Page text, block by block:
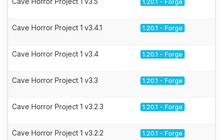
1.20.1 - Forge
Cave Horror Project 1 v3.4.1 1.20.1 - Forge
Cave Horror Project 1 v3.4 1.20.1 - Forge
Cave Horror Project 1 v3.3 1.20.1 - Forge
Cave Horror Project 1 v3.2.3 1.20.1 - Forge
Cave Horror Project 1 v3.2.2 1.20.1 - Forge